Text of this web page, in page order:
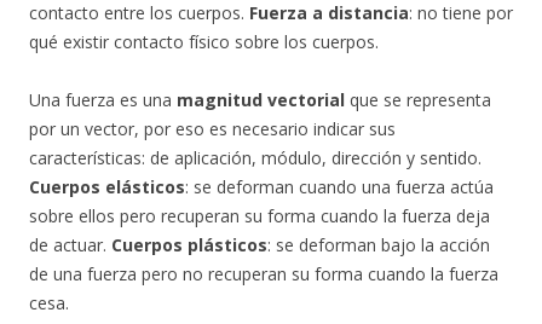
contacto entre los cuerpos. Fuerza a distancia: no tiene por
qué existir contacto físico sobre los cuerpos.
Una fuerza es una magnitud vectorial que se representa
por un vector, por eso es necesario indicar sus
características: de aplicación, módulo, dirección y sentido.
Cuerpos elásticos: se deforman cuando una fuerza actúa
sobre ellos pero recuperan su forma cuando la fuerza deja
de actuar. Cuerpos plásticos: se deforman bajo la acción
de una fuerza pero no recuperan su forma cuando la fuerza
cesa.